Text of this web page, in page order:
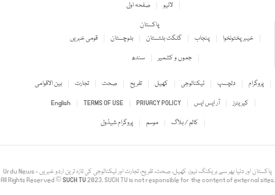
صفحہ اول
لائیو
پاکستان
قومی خبریں
بلوچستان گلگت بلتستان پنجاب
خیبر پختونخوا
سندھ
جموں و کشمیر
بین الاقوامی تجارت صحت تفریح کھیل ٹیکنالوجی دلچسپ
پروگرام
English
TERMS OF USE PRIVACY POLICY آر ایس ایس
کیریئرز
پروگرام شیڈول
موسم کالم / بلاگ
Urdu News - پاکستان اور دنیا بھر سے بریکنگ نیوز، کھیل، صحت، تفریح، تجارت اور ٹیکنالوجی کی تازہ ترین اردو خبریں
All Rights Reserved ©SUCH TV2023. SUCH TV is not responsible for the content of external sites.